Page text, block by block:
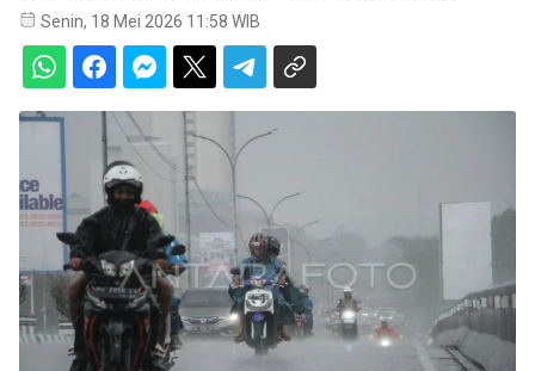
Senin, 18 Mei 2026 11:58 WIB